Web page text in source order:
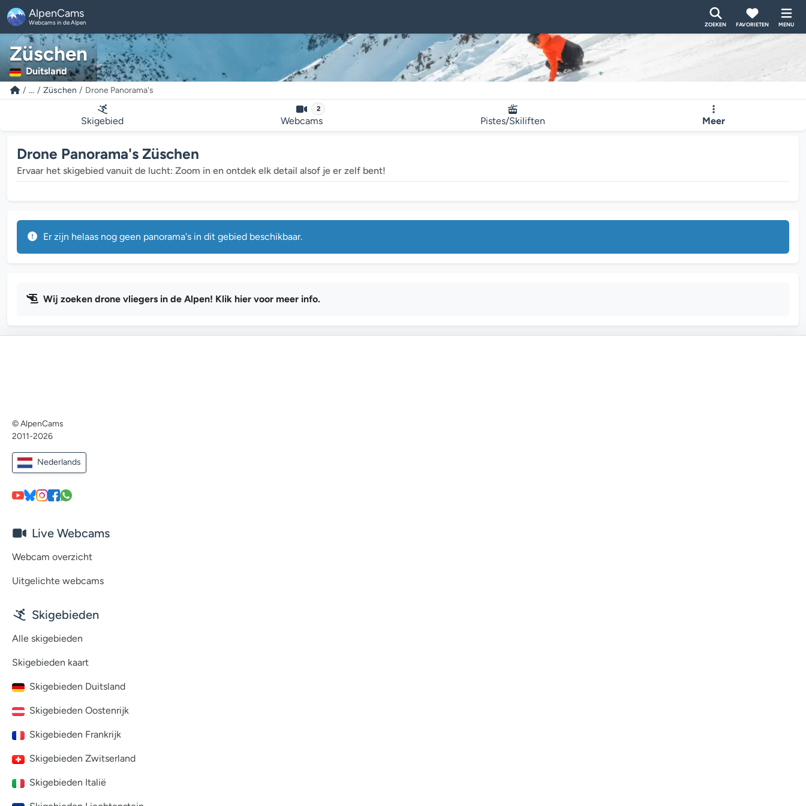
AlpenCams
Webcams in de Alpen ZOEKEN FAVORIETEN MENU
Züschen
Duitsland
... Züschen Drone Panorama's
Skigebied
2
Webcams Pistes/Skiliften Meer
Drone Panorama's Züschen
Ervaar het skigebied vanuit de lucht: Zoom in en ontdek elk detail alsof je er zelf bent!
Er zijn helaas nog geen panorama's in dit gebied beschikbaar.
Wij zoeken drone vliegers in de Alpen! Klik hier voor meer info.
© AlpenCams
2011-2026
Nederlands
Live Webcams
Webcam overzicht
Uitgelichte webcams
Skigebieden
Alle skigebieden
Skigebieden kaart
Skigebieden Duitsland
Skigebieden Oostenrijk
Skigebieden Frankrijk
Skigebieden Zwitserland
Skigebieden Italië